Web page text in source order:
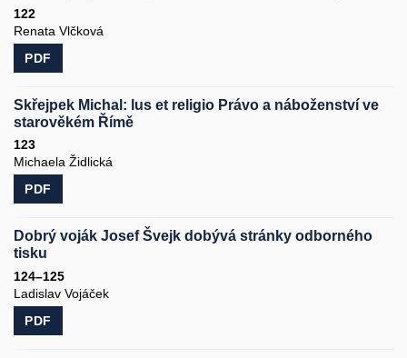
122
Renata Vlčková
PDF
Skřejpek Michal: lus et religio Právo a náboženství ve
starověkém Římě
123
Michaela Židlická
PDF
Dobrý voják Josef Švejk dobývá stránky odborného
tisku
124–125
Ladislav Vojáček
PDF